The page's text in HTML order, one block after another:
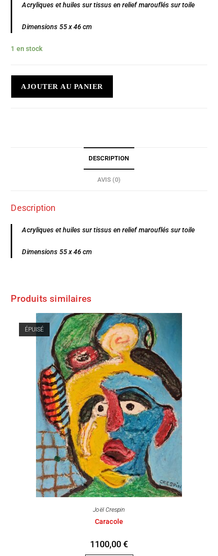
Acryliques et huiles sur tissus en relief marouflés sur toile
Dimensions 55 x 46 cm
1 en stock
AJOUTER AU PANIER
DESCRIPTION
AVIS (0)
Description
Acryliques et huiles sur tissus en relief marouflés sur toile
Dimensions 55 x 46 cm
Produits similaires
ÉPUISÉ
Joël Crespin
Caracole
1100,00€